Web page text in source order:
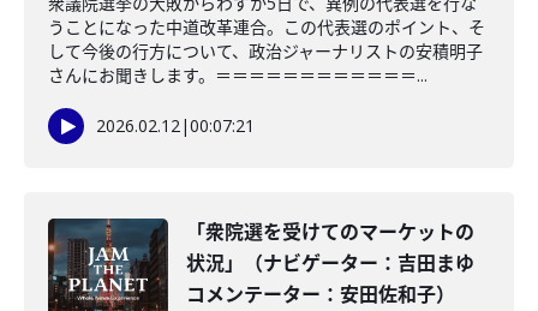
うことになった中道改革連合。この代表選のポイント、そ
して今後の行方について、政治ジャーナリストの安積明子
さんにお聞きします。＝＝＝＝＝＝＝＝＝＝＝＝...
2026.02.12|00:07:21
「衆院選を受けてのマーケットの
状況」（ナビゲーター：吉田まゆ
コメンテーター：安田佐和子）